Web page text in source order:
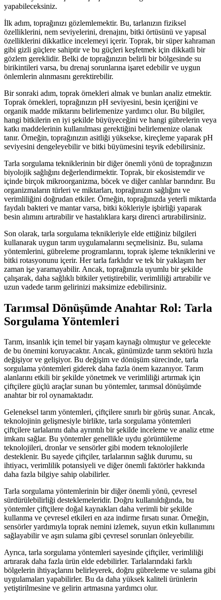
yapabileceksiniz.
İlk adım, toprağınızı gözlemlemektir. Bu, tarlanızın fiziksel
özelliklerini, nem seviyelerini, drenajını, bitki örtüsünü ve yapısal
özelliklerini dikkatlice incelemeyi içerir. Toprak, bir süper kahraman
gibi gizli güçlere sahiptir ve bu güçleri keşfetmek için dikkatli bir
gözlem gereklidir. Belki de toprağınızın belirli bir bölgesinde su
birikintileri varsa, bu drenaj sorunlarına işaret edebilir ve uygun
önlemlerin alınmasını gerektirebilir.
Bir sonraki adım, toprak örnekleri almak ve bunları analiz etmektir.
Toprak örnekleri, toprağınızın pH seviyesini, besin içeriğini ve
organik madde miktarını belirlemenize yardımcı olur. Bu bilgiler,
hangi bitkilerin en iyi şekilde büyüyeceğini ve hangi gübrelerin veya
katkı maddelerinin kullanılması gerektiğini belirlemenize olanak
tanır. Örneğin, toprağınızın asitliği yüksekse, kireçleme yaparak pH
seviyesini dengeleyebilir ve bitki büyümesini teşvik edebilirsiniz.
Tarla sorgulama tekniklerinin bir diğer önemli yönü de toprağınızın
biyolojik sağlığını değerlendirmektir. Toprak, bir ekosistemdir ve
içinde birçok mikroorganizma, böcek ve diğer canlılar barındırır. Bu
organizmaların türleri ve miktarları, toprağınızın sağlığını ve
verimliliğini doğrudan etkiler. Örneğin, toprağınızda yeterli miktarda
faydalı bakteri ve mantar varsa, bitki kökleriyle işbirliği yaparak
besin alımını artırabilir ve hastalıklara karşı direnci artırabilirsiniz.
Son olarak, tarla sorgulama teknikleriyle elde ettiğiniz bilgileri
kullanarak uygun tarım uygulamalarını seçmelisiniz. Bu, sulama
yöntemlerini, gübreleme programlarını, toprak işleme tekniklerini ve
bitki rotasyonunu içerir. Her tarla farklıdır ve tek bir yaklaşım her
zaman işe yaramayabilir. Ancak, toprağınızla uyumlu bir şekilde
çalışarak, daha sağlıklı bitkiler yetiştirebilir, verimliliği artırabilir ve
uzun vadede tarım gelirinizi maksimize edebilirsiniz.
Tarımsal Dönüşümde Anahtar Rol: Tarla
Sorgulama Yöntemleri
Tarım, insanlık için temel bir yaşam kaynağı olmuştur ve gelecekte
de bu önemini koruyacaktır. Ancak, günümüzde tarım sektörü hızla
değişiyor ve gelişiyor. Bu değişim ve dönüşüm sürecinde, tarla
sorgulama yöntemleri giderek daha fazla önem kazanıyor. Tarım
alanlarını etkili bir şekilde yönetmek ve verimliliği artırmak için
çiftçilere güçlü araçlar sunan bu yöntemler, tarımsal dönüşümde
anahtar bir rol oynamaktadır.
Geleneksel tarım yöntemleri, çiftçilere sınırlı bir görüş sunar. Ancak,
teknolojinin gelişmesiyle birlikte, tarla sorgulama yöntemleri
çiftçilere tarlalarını daha ayrıntılı bir şekilde inceleme ve analiz etme
imkanı sağlar. Bu yöntemler genellikle uydu görüntüleme
teknolojileri, dronlar ve sensörler gibi modern teknolojilerle
desteklenir. Bu sayede çiftçiler, tarlalarının sağlık durumu, su
ihtiyacı, verimlilik potansiyeli ve diğer önemli faktörler hakkında
daha fazla bilgiye sahip olabilirler.
Tarla sorgulama yöntemlerinin bir diğer önemli yönü, çevresel
sürdürülebilirliği desteklemeleridir. Doğru kullanıldığında, bu
yöntemler çiftçilere doğal kaynakları daha verimli bir şekilde
kullanma ve çevresel etkileri en aza indirme fırsatı sunar. Örneğin,
sensörler yardımıyla toprak nemini izlemek, suyun etkin kullanımını
sağlayabilir ve aşırı sulama gibi çevresel sorunları önleyebilir.
Ayrıca, tarla sorgulama yöntemleri sayesinde çiftçiler, verimliliği
artırarak daha fazla ürün elde edebilirler. Tarlalarındaki farklı
bölgelerin ihtiyaçlarını belirleyerek, doğru gübreleme ve sulama gibi
uygulamaları yapabilirler. Bu da daha yüksek kaliteli ürünlerin
yetiştirilmesine ve gelirin artmasına yardımcı olur.